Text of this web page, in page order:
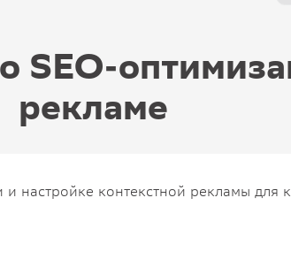
SEO-
рекламе
настройке контекстной рекламы для